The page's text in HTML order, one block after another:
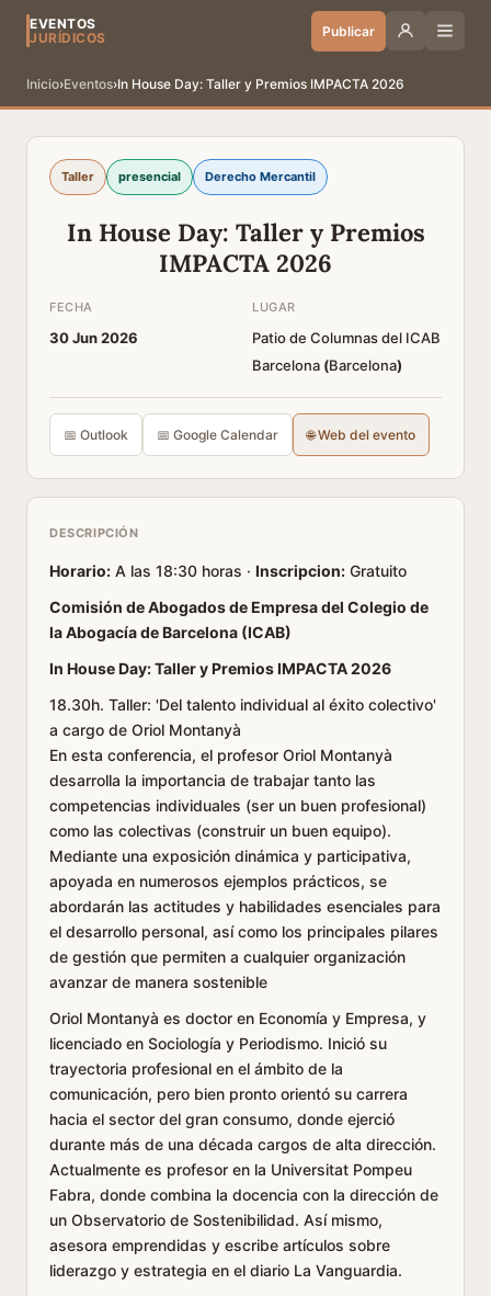
EVENTOS
JURÍDICOS
Publicar
Inicio›Eventos›In House Day: Taller y Premios IMPACTA 2026
Taller presencial Derecho Mercantil
In House Day: Taller y Premios
IMPACTA 2026
FECHA
30 Jun 2026
LUGAR
Patio de Columnas del ICAB
Barcelona (Barcelona)
📅 Outlook 📅 Google Calendar 🌐 Web del evento
DESCRIPCIÓN
Horario: A las 18:30 horas · Inscripcion: Gratuito
Comisión de Abogados de Empresa del Colegio de
la Abogacía de Barcelona (ICAB)
In House Day: Taller y Premios IMPACTA 2026
18.30h. Taller: 'Del talento individual al éxito colectivo'
a cargo de Oriol Montanyà
En esta conferencia, el profesor Oriol Montanyà
desarrolla la importancia de trabajar tanto las
competencias individuales (ser un buen profesional)
como las colectivas (construir un buen equipo).
Mediante una exposición dinámica y participativa,
apoyada en numerosos ejemplos prácticos, se
abordarán las actitudes y habilidades esenciales para
el desarrollo personal, así como los principales pilares
de gestión que permiten a cualquier organización
avanzar de manera sostenible
Oriol Montanyà es doctor en Economía y Empresa, y
licenciado en Sociología y Periodismo. Inició su
trayectoria profesional en el ámbito de la
comunicación, pero bien pronto orientó su carrera
hacia el sector del gran consumo, donde ejerció
durante más de una década cargos de alta dirección.
Actualmente es profesor en la Universitat Pompeu
Fabra, donde combina la docencia con la dirección de
un Observatorio de Sostenibilidad. Así mismo,
asesora emprendidas y escribe artículos sobre
liderazgo y estrategia en el diario La Vanguardia.